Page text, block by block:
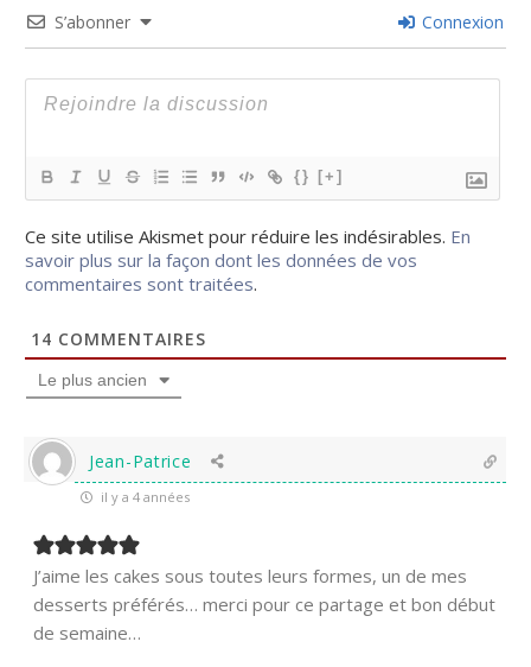
S’abonner Connexion
{} [+]
Ce site utilise Akismet pour réduire les indésirables. En
savoir plus sur la façon dont les données de vos
commentaires sont traitées.
14 COMMENTAIRES
Le plus ancien
Jean-Patrice
il y a 4 années
J’aime les cakes sous toutes leurs formes, un de mes
desserts préférés… merci pour ce partage et bon début
de semaine…